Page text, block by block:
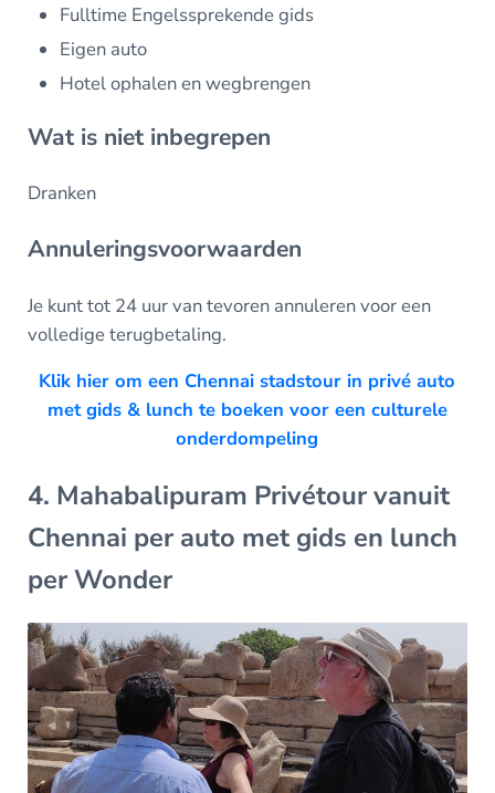
Fulltime Engelssprekende gids
Eigen auto
Hotel ophalen en wegbrengen
Wat is niet inbegrepen
Dranken
Annuleringsvoorwaarden
Je kunt tot 24 uur van tevoren annuleren voor een
volledige terugbetaling.
Klik hier om een Chennai stadstour in privé auto
met gids & lunch te boeken voor een culturele
onderdompeling
4. Mahabalipuram Privétour vanuit
Chennai per auto met gids en lunch
per Wonder